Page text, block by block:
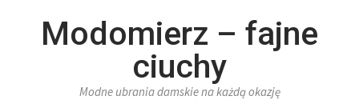
Modomierz – fajne
ciuchy
Modne ubrania damskie na każdą okazję